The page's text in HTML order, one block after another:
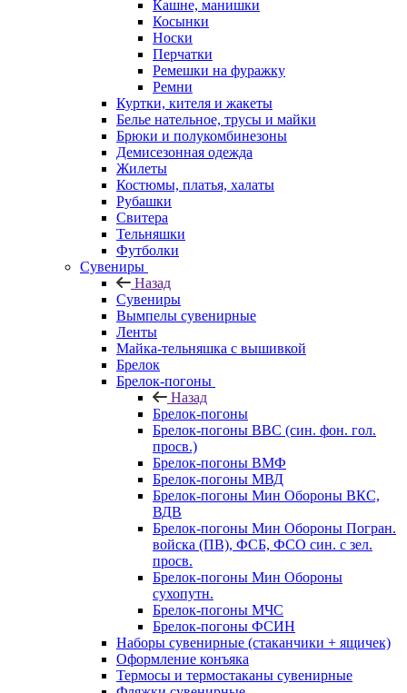
Кашне, манишки
Косынки
Носки
Перчатки
Ремешки на фуражку
Ремни
Куртки, кителя и жакеты
Белье нательное, трусы и майки
Брюки и полукомбинезоны
Демисезонная одежда
Жилеты
Костюмы, платья, халаты
Рубашки
Свитера
Тельняшки
Футболки
Сувениры
Назад
Сувениры
Вымпелы сувенирные
Ленты
Майка-тельняшка с вышивкой
Брелок
Брелок-погоны
Назад
Брелок-погоны
Брелок-погоны ВВС (син. фон. гол.
просв.)
Брелок-погоны ВМФ
Брелок-погоны МВД
Брелок-погоны Мин Обороны ВКС,
ВДВ
Брелок-погоны Мин Обороны Погран.
войска (ПВ), ФСБ, ФСО син. с зел.
просв.
Брелок-погоны Мин Обороны
сухопутн.
Брелок-погоны МЧС
Брелок-погоны ФСИН
Наборы сувенирные (стаканчики + ящичек)
Оформление конъяка
Термосы и термостаканы сувенирные